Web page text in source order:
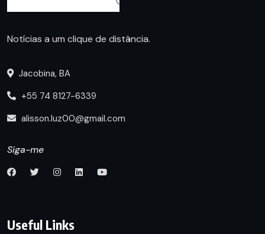
Notícias a um clique de distância.
Jacobina, BA
+55 74 8127-6339
alisson.luz00@gmail.com
Siga-me
Useful Links